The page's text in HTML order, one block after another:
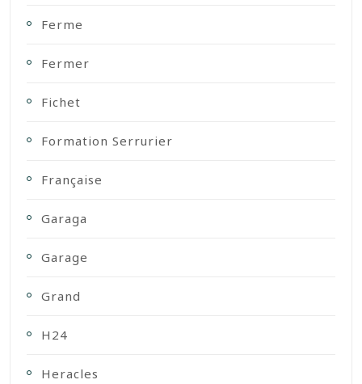
Ferme
Fermer
Fichet
Formation Serrurier
Française
Garaga
Garage
Grand
H24
Heracles